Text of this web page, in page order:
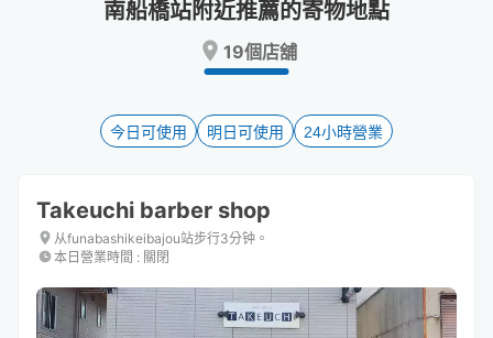
keyboard
shortcuts
for
changing
dates.
date.
key
to
keyboard
shortcuts
for
changing
dates.
南船橋站附近推薦的寄物地點
19個店舖
今日可使用 明日可使用 24小時營業
Takeuchi barber shop
从funabashikeibajou站步行3分钟。
本日營業時間 : 關閉